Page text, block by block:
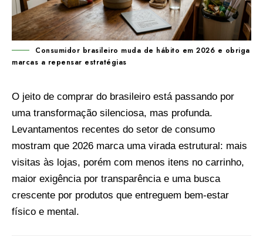
Consumidor brasileiro muda de hábito em 2026 e obriga
marcas a repensar estratégias
O jeito de comprar do brasileiro está passando por
uma transformação silenciosa, mas profunda.
Levantamentos recentes do setor de consumo
mostram que 2026 marca uma virada estrutural: mais
visitas às lojas, porém com menos itens no carrinho,
maior exigência por transparência e uma busca
crescente por produtos que entreguem bem-estar
físico e mental.